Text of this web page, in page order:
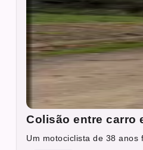
Colisão entre carro
Um motociclista de 38